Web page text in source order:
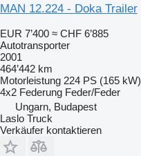
MAN 12.224 - Doka Trailer
EUR 7’400 ≈ CHF 6’885
Autotransporter
2001
464’442 km
Motorleistung 224 PS (165 kW)
4x2 Federung Feder/Feder
Ungarn, Budapest
Laslo Truck
Verkäufer kontaktieren